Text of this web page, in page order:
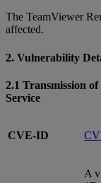
The TeamViewer
affected.
2. Vulnerability
2.1 Transmission
Service
CVE-ID
A